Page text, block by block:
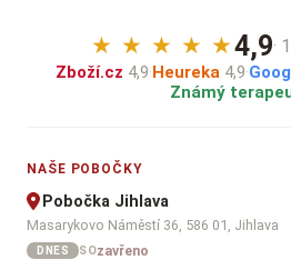
★ ★ ★ ★ ★4,9·
Zboží.cz 4,9·Heureka 4,9·
Známý
NAŠE POBOČKY
Pobočka Jihlava
Masarykovo Náměstí 36, 586 01, Jihlava
DNES SOzavřeno